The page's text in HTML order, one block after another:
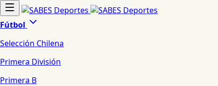
Fútbol
Selección Chilena
Primera División
Primera B